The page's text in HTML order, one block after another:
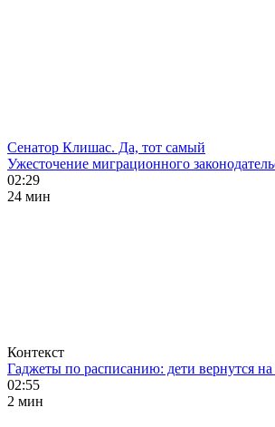
Сенатор Клишас. Да, тот самый
Ужесточение миграционного
02:29
24 мин
Контекст
Гаджеты по расписанию: дети вернутся
02:55
2 мин